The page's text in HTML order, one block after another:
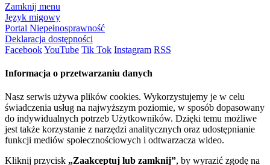
Zamknij menu
Język migowy
Portal Niepełnosprawność
Deklaracja dostępności
FacebookYouTube Tik Tok Instagram RSS
Informacja o przetwarzaniu danych
Nasz serwis używa plików cookies. Wykorzystujemy je w celu
świadczenia usług na najwyższym poziomie, w sposób dopasowany
do indywidualnych potrzeb Użytkowników. Dzięki temu możliwe
jest także korzystanie z narzędzi analitycznych oraz udostępnianie
funkcji mediów społecznościowych i odtwarzacza wideo.
Kliknij przycisk „Zaakceptuj lub zamknij”, by wyrazić zgodę na